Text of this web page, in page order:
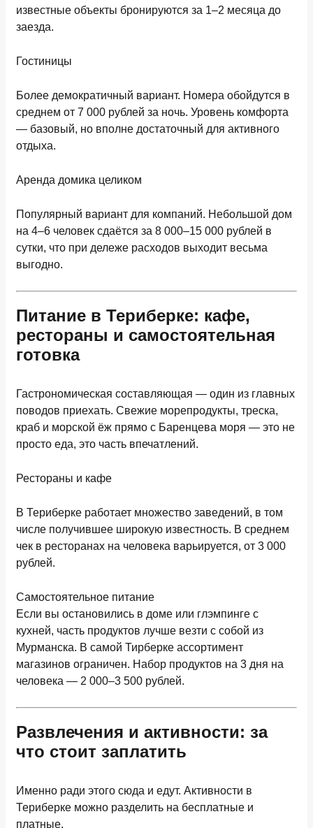
известные объекты бронируются за 1–2 месяца до
заезда.
Гостиницы
Более демократичный вариант. Номера обойдутся в
среднем от 7 000 рублей за ночь. Уровень комфорта
— базовый, но вполне достаточный для активного
отдыха.
Аренда домика целиком
Популярный вариант для компаний. Небольшой дом
на 4–6 человек сдаётся за 8 000–15 000 рублей в
сутки, что при дележе расходов выходит весьма
выгодно.
Питание в Териберке: кафе,
рестораны и самостоятельная
готовка
Гастрономическая составляющая — один из главных
поводов приехать. Свежие морепродукты, треска,
краб и морской ёж прямо с Баренцева моря — это не
просто еда, это часть впечатлений.
Рестораны и кафе
В Териберке работает множество заведений, в том
числе получившее широкую известность. В среднем
чек в ресторанах на человека варьируется, от 3 000
рублей.
Самостоятельное питание
Если вы остановились в доме или глэмпинге с
кухней, часть продуктов лучше везти с собой из
Мурманска. В самой Тирберке ассортимент
магазинов ограничен. Набор продуктов на 3 дня на
человека — 2 000–3 500 рублей.
Развлечения и активности: за
что стоит заплатить
Именно ради этого сюда и едут. Активности в
Териберке можно разделить на бесплатные и
платные.